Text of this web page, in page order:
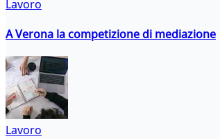
Lavoro
A Verona la competizione di mediazione
Lavoro